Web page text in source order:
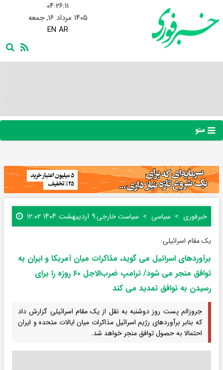
۰۴:۲۶:۱۲
۱۴۰۵ مرداد ۱۶, جمعه
EN AR
منو
خبرفوری سیاسی سیاست خارجی۹ اردیبهشت ۱۴۰۴ ۱۲:۰۲
یک مقام اسرائیلی:
برآورد‌های اسرائیل می گوید، مذاکرات میان آمریکا و ایران به
توافق منجر می شود/ ترامپ ضرب‌الاجل ۶۰ روزه را برای
رسیدن به توافق تمدید می‌ کند
جروزالم پست روز دوشنبه به نقل از یک مقام اسرائیلی گزارش داد
که بنابر برآورد‌های رژیم اسرائیل مذاکرات میان ایالات متحده و ایران
احتمالا به حصول توافق منجر خواهد شد.